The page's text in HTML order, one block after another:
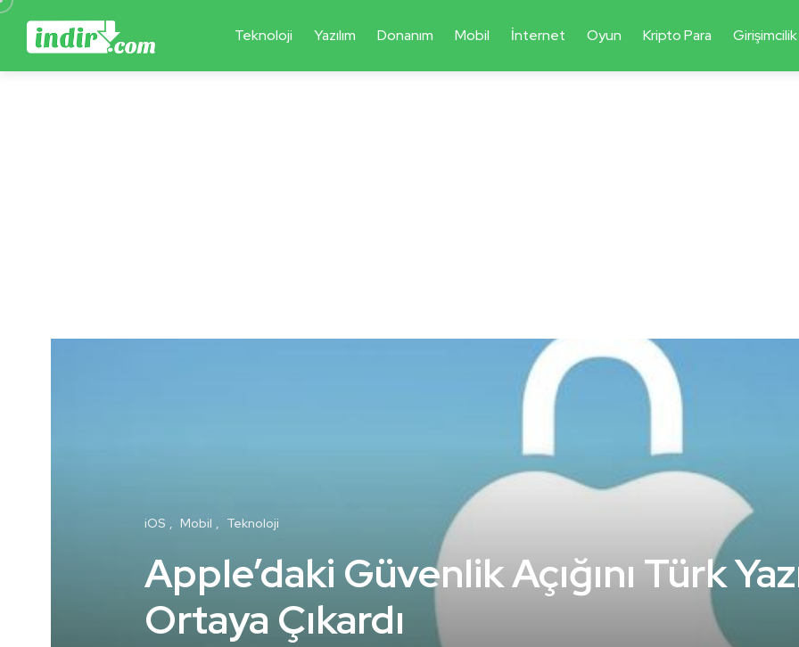
Teknoloji Yazılım Donanım Mobil İnternet Oyun Kripto Para Girişimcilik
iOS Mobil Teknoloji
Apple’daki Güvenlik Açığını Türk
Ortaya Çıkardı